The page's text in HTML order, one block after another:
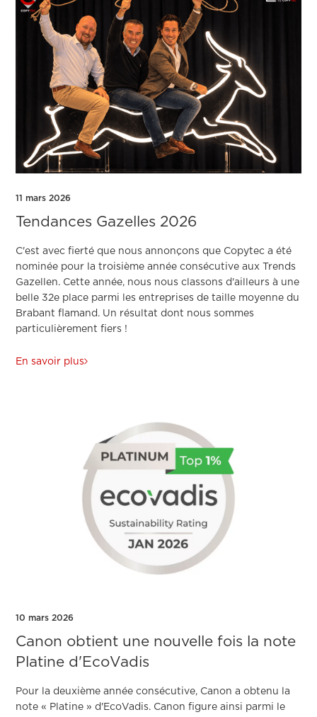
11 mars 2026
Tendances Gazelles 2026
C'est avec fierté que nous annonçons que Copytec a été
nominée pour la troisième année consécutive aux Trends
Gazellen. Cette année, nous nous classons d'ailleurs à une
belle 32e place parmi les entreprises de taille moyenne du
Brabant flamand. Un résultat dont nous sommes
particulièrement fiers !
En savoir plus
10 mars 2026
Canon obtient une nouvelle fois la note
Platine d'EcoVadis
Pour la deuxième année consécutive, Canon a obtenu la
note « Platine » d'EcoVadis. Canon figure ainsi parmi le